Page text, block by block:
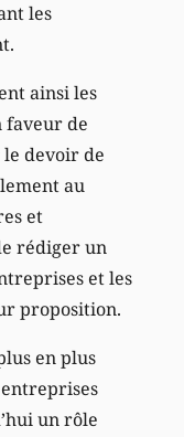
les
ainsi les
faveur de
le devoir de
au
et
rédiger un
et les
proposition.
en plus
un rôle